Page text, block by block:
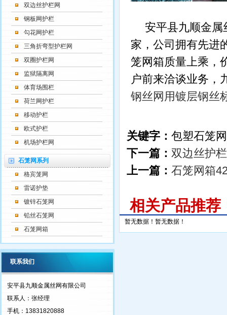
双边丝护栏网
钢板网护栏
勾花网护栏
三角折弯型护栏网
双圈护栏网
监狱隔离网
体育场围栏
荷兰网护栏
移动护栏
欧式护栏
机场护栏网
石笼网系列
格宾笼网
雷诺护垫
镀锌石笼网
铅丝石笼网
石笼网箱
联系我们
安平县九顺金属丝网有限公司
联系人：张经理
手机：13831820888
安平县九顺金属
家，公司拥有先进
笼网箱质量上乘，
户前来洽谈业务，
钢丝网用镀层钢丝
关键字： 包塑石笼
下一篇： 双边丝护
上一篇： 石笼网箱
相关产品推荐
暂无数据！ 暂无数据！